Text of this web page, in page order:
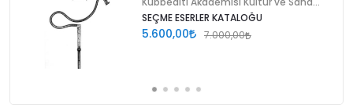
SEÇME ESERLER KATALOĞU
5.600,00 7.000,00